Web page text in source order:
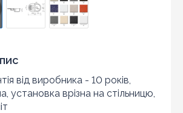
від виробника - 10 років,
установка врізна на стільницю,